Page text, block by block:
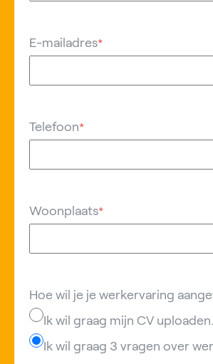
E-mailadres*
Telefoon*
Woonplaats*
Hoe wil je je werkervaring
Ik wil graag mijn CV uploaden.
Ik wil graag 3 vragen over